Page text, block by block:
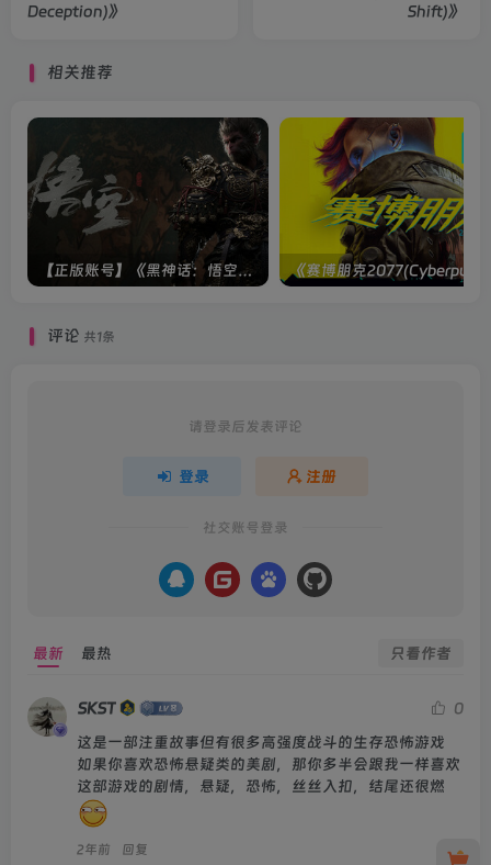
Deception)》
Shift)》
相关推荐
【正版账号】《黑神话：悟空(BLACK MYTH WU KONG)》
评论 共1条
请登录后发表评论
登录 注册
社交账号登录
最新 最热 只看作者
SKST
0
这是一部注重故事但有很多高强度战斗的生存恐怖游戏
如果你喜欢恐怖悬疑类的美剧，那你多半会跟我一样喜欢
这部游戏的剧情，悬疑，恐怖，丝丝入扣，结尾还很燃
2年前 回复